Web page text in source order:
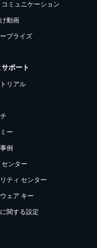
ォ
ロ
ー
コミュニケーション
動画
プライズ
ポート
リアル
ー
例
センター
ティ センター
ェア キー
関する設定